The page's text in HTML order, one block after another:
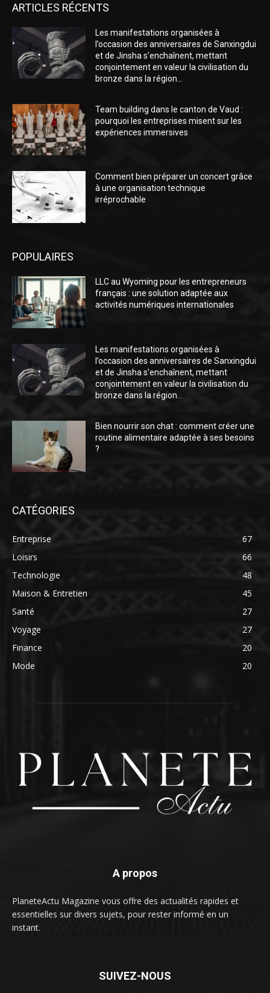
ARTICLES RÉCENTS
Les manifestations organisées à
l’occasion des anniversaires de Sanxingdui
et de Jinsha s’enchaînent, mettant
conjointement en valeur la civilisation du
bronze dans la région...
Team building dans le canton de Vaud :
pourquoi les entreprises misent sur les
expériences immersives
Comment bien préparer un concert grâce
à une organisation technique
irréprochable
POPULAIRES
LLC au Wyoming pour les entrepreneurs
français : une solution adaptée aux
activités numériques internationales
Les manifestations organisées à
l’occasion des anniversaires de Sanxingdui
et de Jinsha s’enchaînent, mettant
conjointement en valeur la civilisation du
bronze dans la région...
Bien nourrir son chat : comment créer une
routine alimentaire adaptée à ses besoins
?
CATÉGORIES
Entreprise
67
Loisirs
66
Technologie
48
Maison & Entretien
45
Santé
27
Voyage
27
Finance
20
Mode
20
A propos
PlaneteActu Magazine vous offre des actualités rapides et
essentielles sur divers sujets, pour rester informé en un
instant.
SUIVEZ-NOUS